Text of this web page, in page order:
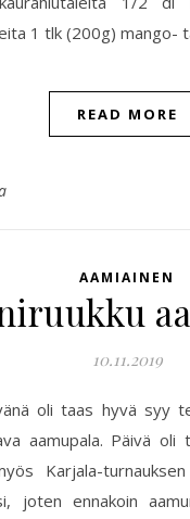
1 tlk (200g) mango-
READ MORE
AAMIAINEN
10.11.2019
oli taas hyvä syy
aamupala. Päivä oli
Karjala-
joten ennakoin